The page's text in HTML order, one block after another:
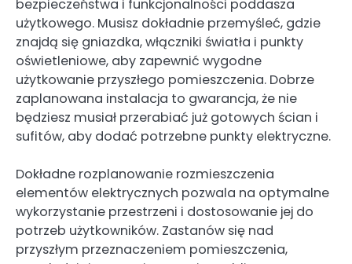
bezpieczeństwa i funkcjonalności poddasza
użytkowego. Musisz dokładnie przemyśleć, gdzie
znajdą się gniazdka, włączniki światła i punkty
oświetleniowe, aby zapewnić wygodne
użytkowanie przyszłego pomieszczenia. Dobrze
zaplanowana instalacja to gwarancja, że nie
będziesz musiał przerabiać już gotowych ścian i
sufitów, aby dodać potrzebne punkty elektryczne.
Dokładne rozplanowanie rozmieszczenia
elementów elektrycznych pozwala na optymalne
wykorzystanie przestrzeni i dostosowanie jej do
potrzeb użytkowników. Zastanów się nad
przyszłym przeznaczeniem pomieszczenia,